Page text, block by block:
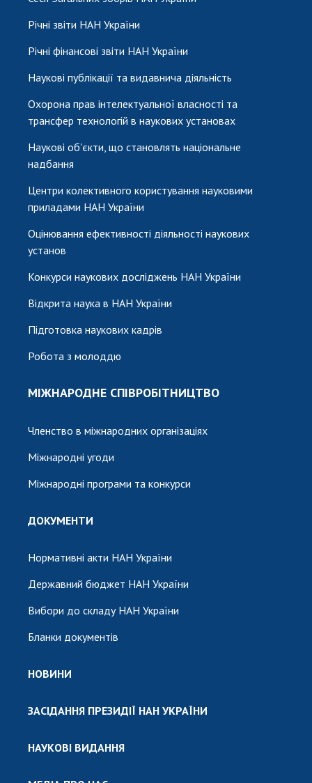
Річні звіти НАН України
Річні фінансові звіти НАН України
Наукові публікації та видавнича діяльність
Охорона прав інтелектуальної власності та
трансфер технологій в наукових установах
Наукові об'єкти, що становлять національне
надбання
Центри колективного користування науковими
приладами НАН України
Оцінювання ефективності діяльності наукових
установ
Конкурси наукових досліджень НАН України
Відкрита наука в НАН України
Підготовка наукових кадрів
Робота з молоддю
МІЖНАРОДНЕ СПІВРОБІТНИЦТВО
Членство в міжнародних організаціях
Міжнародні угоди
Міжнародні програми та конкурси
ДОКУМЕНТИ
Нормативні акти НАН України
Державний бюджет НАН України
Вибори до складу НАН України
Бланки документів
НОВИНИ
ЗАСІДАННЯ ПРЕЗИДІЇ НАН УКРАЇНИ
НАУКОВІ ВИДАННЯ